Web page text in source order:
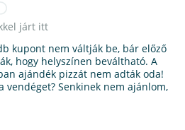
járt itt
kupont nem váltják be, bár előző
hogy helyszínen beváltható. A
ajándék pizzát nem adták oda!
vendéget? Senkinek nem ajánlom,